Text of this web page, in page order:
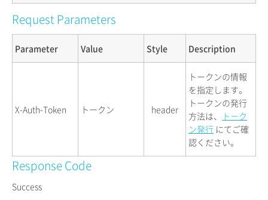
Request Parameters
Parameter Value Style Description
X-Auth-Token トークン header
トークンの情報
を指定します。
トークンの発行
方法は、
トーク
ン発行 にてご確
認ください。
Response Code
Success